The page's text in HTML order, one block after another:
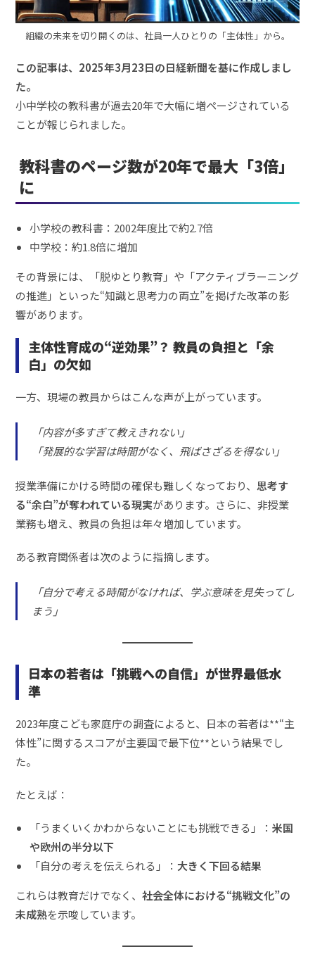
組織の未来を切り開くのは、社員一人ひとりの「主体性」から。
この記事は、2025年3月23日の日経新聞を基に作成しまし
た。
小中学校の教科書が過去20年で大幅に増ページされている
ことが報じられました。
教科書のページ数が20年で最大「3倍」
に
小学校の教科書：2002年度比で約2.7倍
中学校：約1.8倍に増加
その背景には、「脱ゆとり教育」や「アクティブラーニング
の推進」といった“知識と思考力の両立”を掲げた改革の影
響があります。
主体性育成の“逆効果”？ 教員の負担と「余
白」の欠如
一方、現場の教員からはこんな声が上がっています。
「内容が多すぎて教えきれない」
「発展的な学習は時間がなく、飛ばさざるを得ない」
授業準備にかける時間の確保も難しくなっており、思考す
る“余白”が奪われている現実があります。さらに、非授業
業務も増え、教員の負担は年々増加しています。
ある教育関係者は次のように指摘します。
「自分で考える時間がなければ、学ぶ意味を見失ってし
まう」
日本の若者は「挑戦への自信」が世界最低水
準
2023年度こども家庭庁の調査によると、日本の若者は**“主
体性”に関するスコアが主要国で最下位**という結果でし
た。
たとえば：
「うまくいくかわからないことにも挑戦できる」：米国
や欧州の半分以下
「自分の考えを伝えられる」： 大きく下回る結果
これらは教育だけでなく、社会全体における“挑戦文化”の
未成熟を示唆しています。